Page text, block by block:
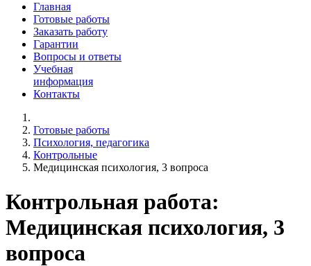
Главная
Готовые работы
Заказать работу
Гарантии
Вопросы и ответы
Учебная
информация
Контакты
Готовые работы
Психология, педагогика
Контрольные
Медицинская психология, 3 вопроса
Контрольная работа:
Медицинская психология, 3
вопроса